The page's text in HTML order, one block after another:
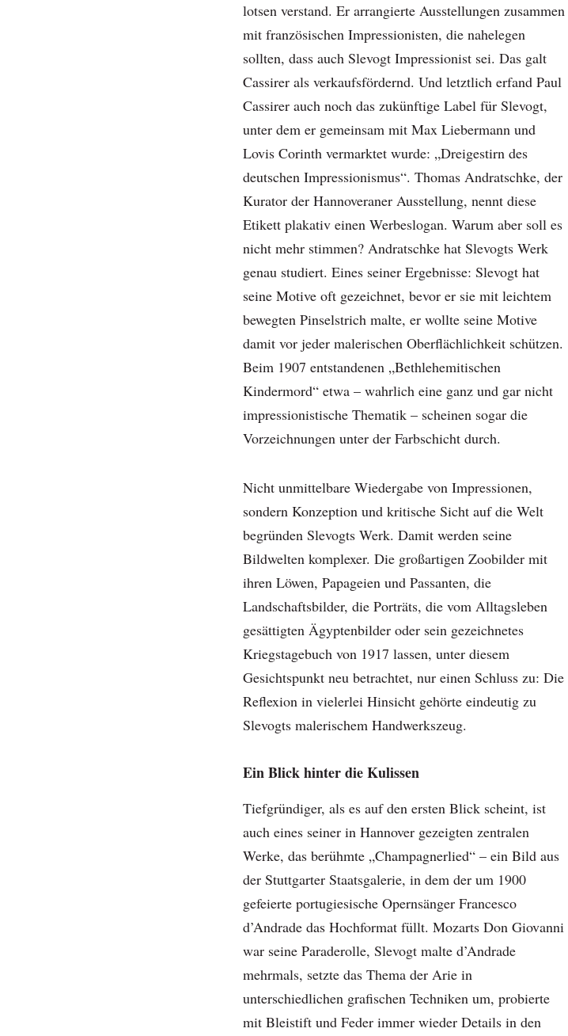
lotsen verstand. Er arrangierte Ausstellungen zusammen
mit französischen Impressionisten, die nahelegen
sollten, dass auch Slevogt Impressionist sei. Das galt
Cassirer als verkaufsfördernd. Und letztlich erfand Paul
Cassirer auch noch das zukünftige Label für Slevogt,
unter dem er gemeinsam mit Max Liebermann und
Lovis Corinth vermarktet wurde: „Dreigestirn des
deutschen Impressionismus“. Thomas Andratschke, der
Kurator der Hannoveraner Ausstellung, nennt diese
Etikett plakativ einen Werbeslogan. Warum aber soll es
nicht mehr stimmen? Andratschke hat Slevogts Werk
genau studiert. Eines seiner Ergebnisse: Slevogt hat
seine Motive oft gezeichnet, bevor er sie mit leichtem
bewegten Pinselstrich malte, er wollte seine Motive
damit vor jeder malerischen Oberflächlichkeit schützen.
Beim 1907 entstandenen „Bethlehemitischen
Kindermord“ etwa – wahrlich eine ganz und gar nicht
impressionistische Thematik – scheinen sogar die
Vorzeichnungen unter der Farbschicht durch.
Nicht unmittelbare Wiedergabe von Impressionen,
sondern Konzeption und kritische Sicht auf die Welt
begründen Slevogts Werk. Damit werden seine
Bildwelten komplexer. Die großartigen Zoobilder mit
ihren Löwen, Papageien und Passanten, die
Landschaftsbilder, die Porträts, die vom Alltagsleben
gesättigten Ägyptenbilder oder sein gezeichnetes
Kriegstagebuch von 1917 lassen, unter diesem
Gesichtspunkt neu betrachtet, nur einen Schluss zu: Die
Reflexion in vielerlei Hinsicht gehörte eindeutig zu
Slevogts malerischem Handwerkszeug.
Ein Blick hinter die Kulissen
Tiefgründiger, als es auf den ersten Blick scheint, ist
auch eines seiner in Hannover gezeigten zentralen
Werke, das berühmte „Champagnerlied“ – ein Bild aus
der Stuttgarter Staatsgalerie, in dem der um 1900
gefeierte portugiesische Opernsänger Francesco
d’Andrade das Hochformat füllt. Mozarts Don Giovanni
war seine Paraderolle, Slevogt malte d’Andrade
mehrmals, setzte das Thema der Arie in
unterschiedlichen grafischen Techniken um, probierte
mit Bleistift und Feder immer wieder Details in den